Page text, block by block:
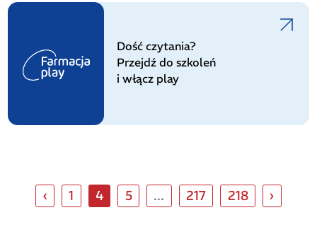
Dość czytania?
Przejdź do szkoleń
i włącz play
‹ 1 4 5 ... 217 218 ›